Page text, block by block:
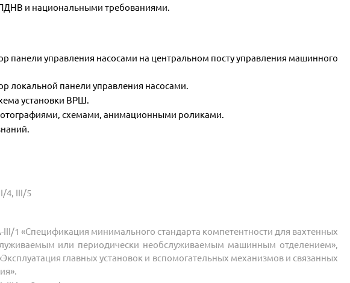
и национальными требованиями.
панели управления насосами на центральном посту управления машинного
локальной панели управления насосами.
установки ВРШ.
схемами, анимационными роликами.
4, III/5
III/1 «Спецификация минимального стандарта компетентности для вахтенных
или периодически необслуживаемым машинным отделением»,
главных установок и вспомогательных механизмов и связанных